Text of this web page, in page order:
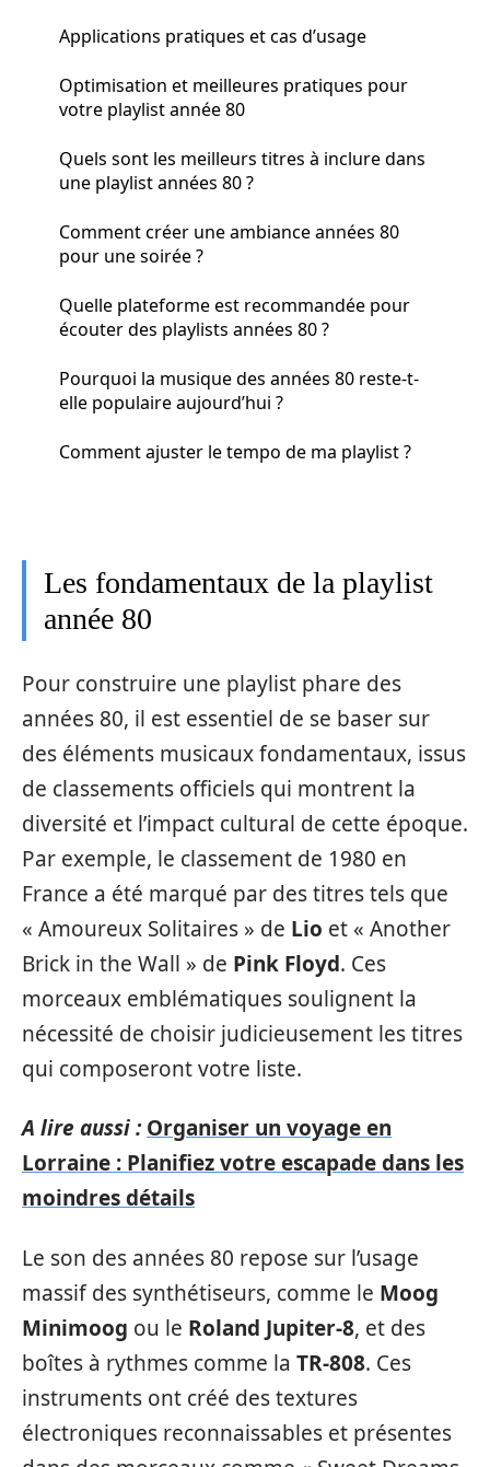
Applications pratiques et cas d’usage
Optimisation et meilleures pratiques pour
votre playlist année 80
Quels sont les meilleurs titres à inclure dans
une playlist années 80 ?
Comment créer une ambiance années 80
pour une soirée ?
Quelle plateforme est recommandée pour
écouter des playlists années 80 ?
Pourquoi la musique des années 80 reste-t-
elle populaire aujourd’hui ?
Comment ajuster le tempo de ma playlist ?
Les fondamentaux de la playlist
année 80
Pour construire une playlist phare des
années 80, il est essentiel de se baser sur
des éléments musicaux fondamentaux, issus
de classements officiels qui montrent la
diversité et l’impact cultural de cette époque.
Par exemple, le classement de 1980 en
France a été marqué par des titres tels que
« Amoureux Solitaires » de Lio et « Another
Brick in the Wall » de Pink Floyd. Ces
morceaux emblématiques soulignent la
nécessité de choisir judicieusement les titres
qui composeront votre liste.
A lire aussi : Organiser un voyage en
Lorraine : Planifiez votre escapade dans les
moindres détails
Le son des années 80 repose sur l’usage
massif des synthétiseurs, comme le Moog
Minimoog ou le Roland Jupiter-8, et des
boîtes à rythmes comme la TR-808. Ces
instruments ont créé des textures
électroniques reconnaissables et présentes